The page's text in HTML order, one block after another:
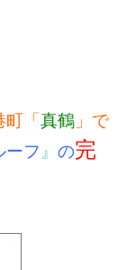
「 真鶴 」で
フ 』 の完